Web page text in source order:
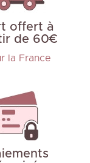
offert à
de 60€
la France